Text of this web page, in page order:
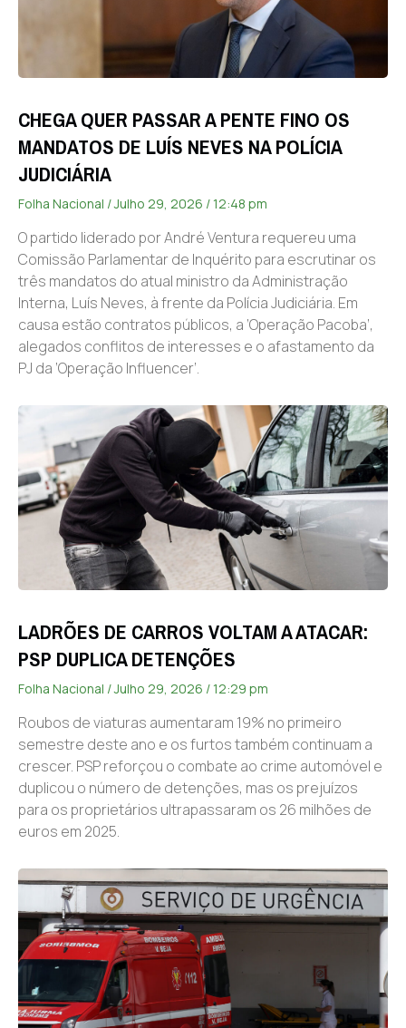
CHEGA QUER PASSAR A PENTE FINO OS
MANDATOS DE LUÍS NEVES NA POLÍCIA
JUDICIÁRIA
Folha Nacional Julho 29, 2026 12:48 pm
O partido liderado por André Ventura requereu uma
Comissão Parlamentar de Inquérito para escrutinar os
três mandatos do atual ministro da Administração
Interna, Luís Neves, à frente da Polícia Judiciária. Em
causa estão contratos públicos, a ‘Operação Pacoba’,
alegados conflitos de interesses e o afastamento da
PJ da ‘Operação Influencer’.
LADRÕES DE CARROS VOLTAM A ATACAR:
PSP DUPLICA DETENÇÕES
Folha Nacional Julho 29, 2026 12:29 pm
Roubos de viaturas aumentaram 19% no primeiro
semestre deste ano e os furtos também continuam a
crescer. PSP reforçou o combate ao crime automóvel e
duplicou o número de detenções, mas os prejuízos
para os proprietários ultrapassaram os 26 milhões de
euros em 2025.